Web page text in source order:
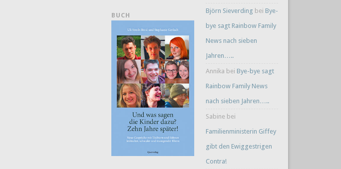
BUCH
Björn Sieverding bei Bye-
bye sagt Rainbow Family
News nach sieben
Jahren…..
Annika bei Bye-bye sagt
Rainbow Family News
nach sieben Jahren…..
Sabine bei
Familienministerin Giffey
gibt den Ewiggestrigen
Contra!